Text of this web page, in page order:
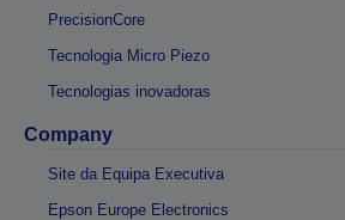
PrecisionCore
Tecnologia Micro Piezo
Tecnologias inovadoras
Company
Site da Equipa Executiva
Epson Europe Electronics